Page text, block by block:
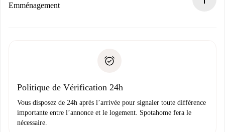
Si refusé : aucun prélèvement et nous vous proposerons
Justificatif de solvabilité
Emménagement
uniquement si aucun problème n'est signalé.
Politique de Vérification 24h
Vous disposez de 24h après l’arrivée pour signaler toute différence
importante entre l’annonce et le logement. Spotahome fera le
nécessaire.